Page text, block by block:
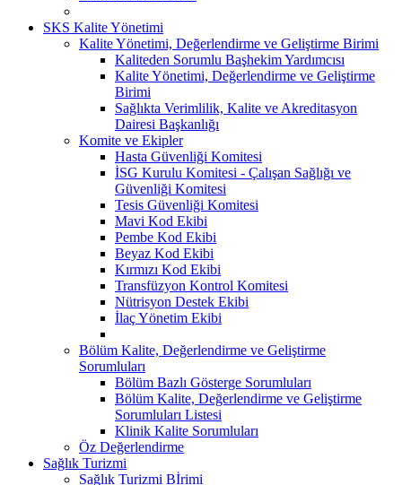
SKS Kalite Yönetimi
Kalite Yönetimi, Değerlendirme ve Geliştirme Birimi
Kaliteden Sorumlu Başhekim Yardımcısı
Kalite Yönetimi, Değerlendirme ve Geliştirme
Birimi
Sağlıkta Verimlilik, Kalite ve Akreditasyon
Dairesi Başkanlığı
Komite ve Ekipler
Hasta Güvenliği Komitesi
İSG Kurulu Komitesi - Çalışan Sağlığı ve
Güvenliği Komitesi
Tesis Güvenliği Komitesi
Mavi Kod Ekibi
Pembe Kod Ekibi
Beyaz Kod Ekibi
Kırmızı Kod Ekibi
Transfüzyon Kontrol Komitesi
Nütrisyon Destek Ekibi
İlaç Yönetim Ekibi
Bölüm Kalite, Değerlendirme ve Geliştirme
Sorumluları
Bölüm Bazlı Gösterge Sorumluları
Bölüm Kalite, Değerlendirme ve Geliştirme
Sorumluları Listesi
Klinik Kalite Sorumluları
Öz Değerlendirme
Sağlık Turizmi
Sağlık Turizmi Bİrimi